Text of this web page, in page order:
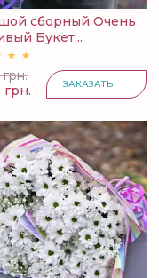
сборный Очень
Букет...
грн.
ЗАКАЗАТЬ